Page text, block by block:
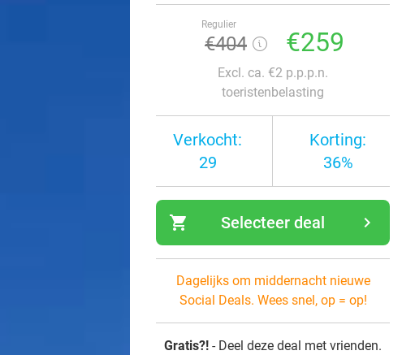
Regulier
€404 €259
Excl. ca. €2 p.p.p.n.
toeristenbelasting
Verkocht:
29
Korting:
36%
shopping_cart navigate_next
Selecteer deal
Dagelijks om middernacht nieuwe
Social Deals. Wees snel, op = op!
Gratis?! - Deel deze deal met vrienden.